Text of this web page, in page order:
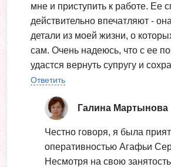
мне и приступить к работе. Ее
действительно впечатляют -
детали из моей жизни, о
сам. Очень надеюсь, что с ее
удастся вернуть супругу и
Ответить
Галина Мартынова
Честно говоря, я была
оперативностью Агафьи
Несмотря на свою